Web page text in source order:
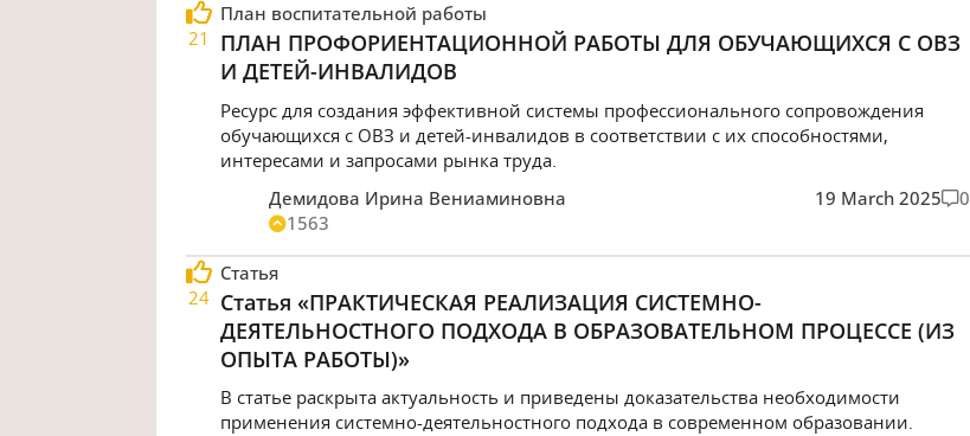
21
План воспитательной работы
ПЛАН ПРОФОРИЕНТАЦИОННОЙ РАБОТЫ ДЛЯ ОБУЧАЮЩИХСЯ С ОВЗ
И ДЕТЕЙ-ИНВАЛИДОВ
Ресурс для создания эффективной системы профессионального сопровождения
обучающихся с ОВЗ и детей-инвалидов в соответствии с их способностями,
интересами и запросами рынка труда.
Демидова Ирина Вениаминовна
1563
19 March 2025 0
24
Статья
Статья «ПРАКТИЧЕСКАЯ РЕАЛИЗАЦИЯ СИСТЕМНО-
ДЕЯТЕЛЬНОСТНОГО ПОДХОДА В ОБРАЗОВАТЕЛЬНОМ ПРОЦЕССЕ (ИЗ
ОПЫТА РАБОТЫ)»
В статье раскрыта актуальность и приведены доказательства необходимости
применения системно-деятельностного подхода в современном образовании.